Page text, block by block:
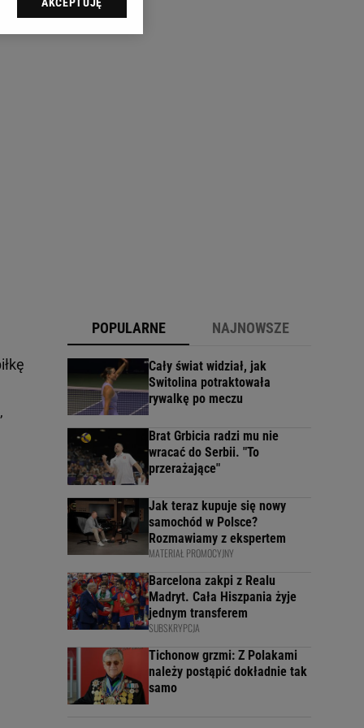
POPULARNE NAJNOWSZE
Cały świat widział, jak
Switolina potraktowała
rywalkę po meczu
Brat Grbicia radzi mu nie
wracać do Serbii. "To
przerażające"
Jak teraz kupuje się nowy
samochód w Polsce?
Rozmawiamy z ekspertem
MATERIAŁ PROMOCYJNY
Barcelona zakpi z Realu
Madryt. Cała Hiszpania żyje
jednym transferem
SUBSKRYPCJA
Tichonow grzmi: Z Polakami
należy postąpić dokładnie tak
samo
sp. z o.o., jej
swoje preferencje